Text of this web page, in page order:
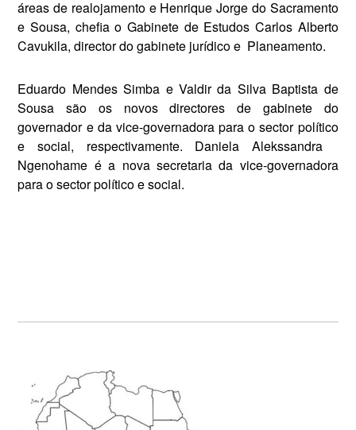
áreas de realojamento e Hen­rique Jorge do Sacramento
e Sou­sa, chefia o Gabinete de Estudos Carlos Alberto
Cavukila, director do gabinete jurídico e Planeamento.
Eduardo Mendes Simba e Valdir da Silva Baptista de
Sousa são os novos directores de gabi­nete do
governador e da vice-go­vernadora para o sector político
e social, respectivamente. Daniela Alekssandra
Ngenohame é a nova secretaria da vice-governa­dora
para o sector político e so­cial.
Primary
Sidebar